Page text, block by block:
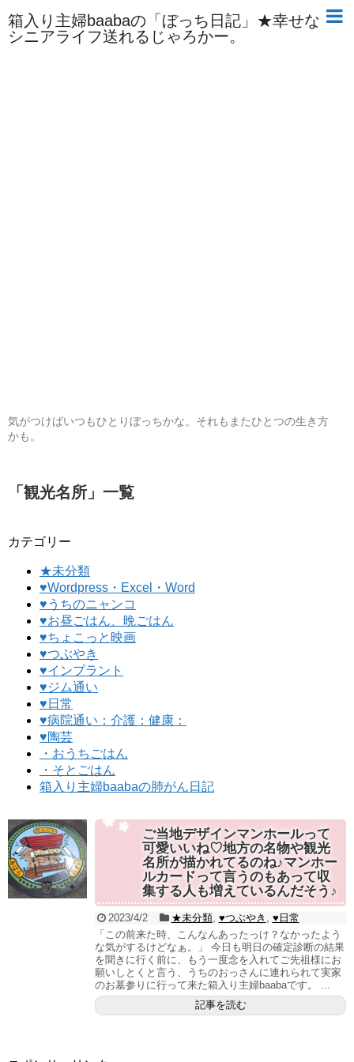
箱入り主婦baabaの「ぼっち日記」★幸せな
シニアライフ送れるじゃろかー。
気がつけばいつもひとりぼっちかな。それもまたひとつの生き方
かも。
「 観光名所 」 一覧
カテゴリー
★未分類
♥Wordpress・Excel・Word
♥うちのニャンコ
♥お昼ごはん、晩ごはん
♥ちょこっと映画
♥つぶやき
♥インプラント
♥ジム通い
♥日常
♥病院通い：介護：健康：
♥陶芸
・おうちごはん
・そとごはん
箱入り主婦baabaの肺がん日記
ご当地デザインマンホールって
可愛いいね♡地方の名物や観光
名所が描かれてるのね♪マンホー
ルカードって言うのもあって収
集する人も増えているんだそう♪
2023/4/2 ★未分類, ♥つぶやき , ♥日常
「この前来た時、こんなんあったっけ？なかったよう
な気がするけどなぁ。」 今日も明日の確定診断の結果
を聞きに行く前に、もう一度念を入れてご先祖様にお
願いしとくと言う、うちのおっさんに連れられて実家
のお墓参りに行って来た箱入り主婦baabaです。 ...
記事を読む